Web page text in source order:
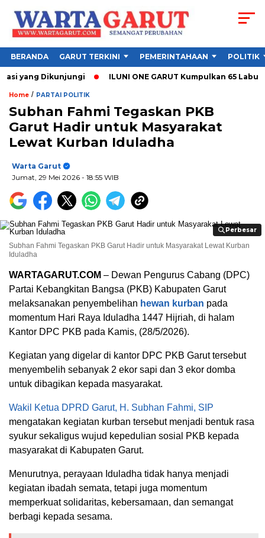
BERANDA GARUT TERKINI PEMERINTAHAAN POLITIK
yang Dikunjungi ILUNI ONE GARUT Kumpulkan 65 Labu
Home / PARTAI POLITIK
Subhan Fahmi Tegaskan PKB
Garut Hadir untuk Masyarakat
Lewat Kurban Iduladha
Warta Garut
Jumat, 29 Mei 2026 - 18:55 WIB
Perbesar
Perbesar
Subhan Fahmi Tegaskan PKB Garut Hadir untuk Masyarakat Lewat Kurban
Iduladha
WARTAGARUT.COM – Dewan Pengurus Cabang (DPC)
Partai Kebangkitan Bangsa (PKB) Kabupaten Garut
melaksanakan penyembelihan hewan kurban pada
momentum Hari Raya Iduladha 1447 Hijriah, di halam
Kantor DPC PKB pada Kamis, (28/5/2026).
Kegiatan yang digelar di kantor DPC PKB Garut tersebut
menyembelih sebanyak 2 ekor sapi dan 3 ekor domba
untuk dibagikan kepada masyarakat.
Wakil Ketua DPRD Garut, H. Subhan Fahmi, SIP
mengatakan kegiatan kurban tersebut menjadi bentuk rasa
syukur sekaligus wujud kepedulian sosial PKB kepada
masyarakat di Kabupaten Garut.
Menurutnya, perayaan Iduladha tidak hanya menjadi
kegiatan ibadah semata, tetapi juga momentum
memperkuat solidaritas, kebersamaan, dan semangat
berbagi kepada sesama.